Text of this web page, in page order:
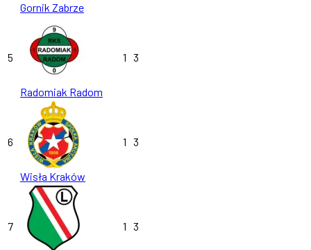
Gornik Zabrze
5
Radomiak Radom
1 3
6
Wisła Kraków
1 3
7 1 3